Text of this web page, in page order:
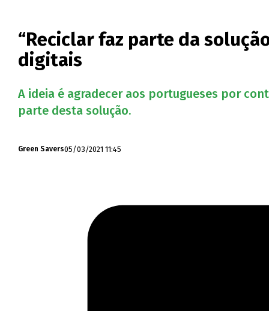
“Reciclar faz parte da
digitais
A ideia é agradecer aos portugueses por
parte desta solução.
Green Savers05/03/2021 11:45